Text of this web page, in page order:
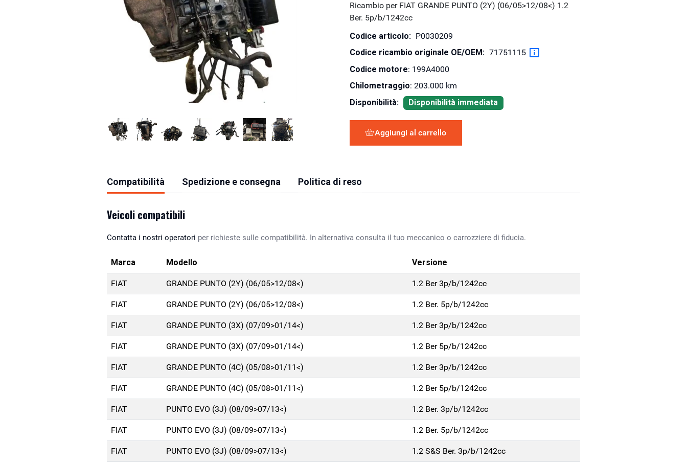
Ricambio per FIAT GRANDE PUNTO (2Y) (06/05>12/08<) 1.2
Ber. 5p/b/1242cc
Codice articolo: P0030209
Codice ricambio originale OE/OEM: 71751115
Codice motore: 199A4000
Chilometraggio: 203.000 km
Disponibilità:
Disponibilità immediata
Aggiungi al carrello
Compatibilità Spedizione e consegna Politica di reso
Veicoli compatibili
Contatta i nostri operatori per richieste sulle compatibilità. In alternativa consulta il tuo meccanico o carrozziere di fiducia.
Marca Modello Versione
FIAT GRANDE PUNTO (2Y) (06/05>12/08<) 1.2 Ber 3p/b/1242cc
FIAT GRANDE PUNTO (2Y) (06/05>12/08<) 1.2 Ber. 5p/b/1242cc
FIAT GRANDE PUNTO (3X) (07/09>01/14<) 1.2 Ber 3p/b/1242cc
FIAT GRANDE PUNTO (3X) (07/09>01/14<) 1.2 Ber 5p/b/1242cc
FIAT GRANDE PUNTO (4C) (05/08>01/11<) 1.2 Ber 3p/b/1242cc
FIAT GRANDE PUNTO (4C) (05/08>01/11<) 1.2 Ber 5p/b/1242cc
FIAT PUNTO EVO (3J) (08/09>07/13<) 1.2 Ber. 3p/b/1242cc
FIAT PUNTO EVO (3J) (08/09>07/13<) 1.2 Ber. 5p/b/1242cc
FIAT PUNTO EVO (3J) (08/09>07/13<) 1.2 S&S Ber. 3p/b/1242cc